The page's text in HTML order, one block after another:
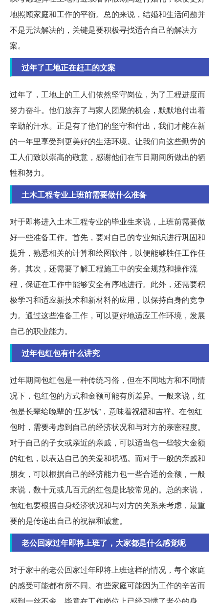
地照顾家庭和工作的平衡。总的来说，结婚和生活问题并
不是无法解决的，关键是要积极寻找适合自己的解决方
案。
过年了工地正在赶工的文案
过年了，工地上的工人们依然坚守岗位，为了工程进度而
努力奋斗。他们放弃了与家人团聚的机会，默默地付出着
辛勤的汗水。正是有了他们的坚守和付出，我们才能在新
的一年里享受到更美好的生活环境。让我们向这些勤劳的
工人们致以崇高的敬意，感谢他们在节日期间所做出的牺
牲和努力。
土木工程专业上班前需要做什么准备
对于即将进入土木工程专业的毕业生来说，上班前需要做
好一些准备工作。首先，要对自己的专业知识进行巩固和
提升，熟悉相关的计算和绘图软件，以便能够胜任工作任
务。其次，还需要了解工程施工中的安全规范和操作流
程，保证在工作中能够安全有序地进行。此外，还需要积
极学习和适应新技术和新材料的应用，以保持自身的竞争
力。通过这些准备工作，可以更好地适应工作环境，发展
自己的职业能力。
过年包红包有什么讲究
过年期间包红包是一种传统习俗，但在不同地方和不同情
况下，包红包的方式和金额可能有所差异。一般来说，红
包是长辈给晚辈的“压岁钱”，意味着祝福和吉祥。在包红
包时，需要考虑到自己的经济状况和与对方的亲密程度。
对于自己的子女或亲近的亲戚，可以适当包一些较大金额
的红包，以表达自己的关爱和祝福。而对于一般的亲戚和
朋友，可以根据自己的经济能力包一些合适的金额，一般
来说，数十元或几百元的红包是比较常见的。总的来说，
包红包要根据自身经济状况和与对方的关系来考虑，最重
要的是传递出自己的祝福和诚意。
老公回家过年即将上班了，大家都是什么感觉呢
对于家中的老公回家过年即将上班这样的情况，每个家庭
的感受可能都有所不同。有些家庭可能因为工作的辛苦而
感到一丝不舍，毕竟在工作岗位上已经习惯了老公的身